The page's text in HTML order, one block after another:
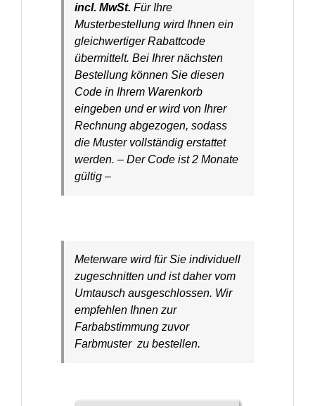
incl. MwSt. Für Ihre
Musterbestellung wird Ihnen ein
gleichwertiger Rabattcode
übermittelt. Bei Ihrer nächsten
Bestellung können Sie diesen
Code in Ihrem Warenkorb
eingeben und er wird von Ihrer
Rechnung abgezogen, sodass
die Muster vollständig erstattet
werden. – Der Code ist 2 Monate
gültig –
Meterware wird für Sie individuell
zugeschnitten und ist daher vom
Umtausch ausgeschlossen. Wir
empfehlen Ihnen zur
Farbabstimmung zuvor
Farbmuster zu bestellen.